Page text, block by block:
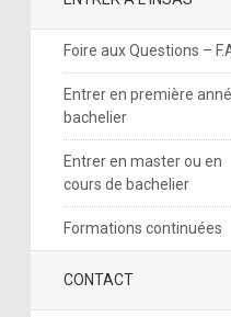
Foire aux Questions –
Entrer en première
bachelier
Entrer en master ou en
cours de bachelier
Formations continuées
CONTACT